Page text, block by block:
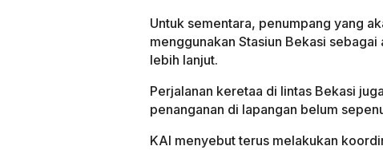
Untuk sementara, penumpang yang
menggunakan Stasiun Bekasi
lebih lanjut.
Perjalanan keretaa di lintas Bekasi
penanganan di lapangan belum
KAI menyebut terus melakukan